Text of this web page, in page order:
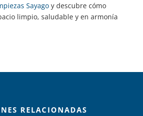
Sayagoy descubre cómo
limpio, saludable y en armonía
RELACIONADAS